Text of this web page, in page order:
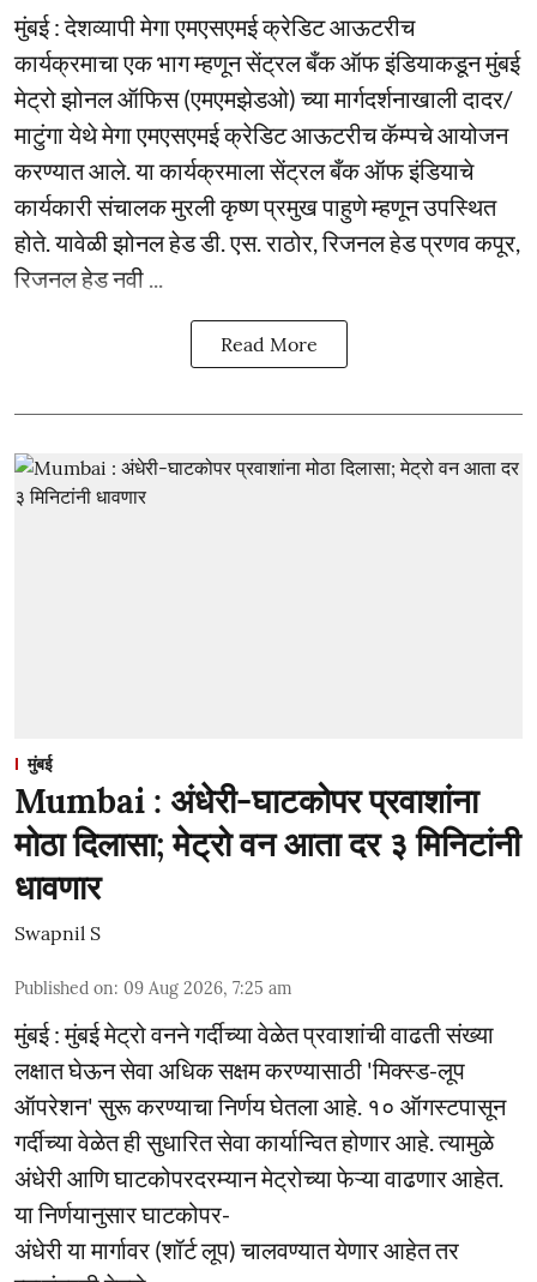
मुंबई : देशव्यापी मेगा एमएसएमई क्रेडिट आऊटरीच
कार्यक्रमाचा एक भाग म्हणून सेंट्रल बँक ऑफ इंडियाकडून मुंबई
मेट्रो झोनल ऑफिस (एमएमझेडओ) च्या मार्गदर्शनाखाली दादर/
माटुंगा येथे मेगा एमएसएमई क्रेडिट आऊटरीच कॅम्पचे आयोजन
करण्यात आले. या कार्यक्रमाला सेंट्रल बँक ऑफ इंडियाचे
कार्यकारी संचालक मुरली कृष्ण प्रमुख पाहुणे म्हणून उपस्थित
होते. यावेळी झोनल हेड डी. एस. राठोर, रिजनल हेड प्रणव कपूर,
रिजनल हेड नवी ...
Read More
मुंबई
Mumbai : अंधेरी-घाटकोपर प्रवाशांना
मोठा दिलासा; मेट्रो वन आता दर ३ मिनिटांनी
धावणार
Swapnil S
Published on: 09 Aug 2026, 7:25 am
मुंबई : मुंबई मेट्रो वनने गर्दीच्या वेळेत प्रवाशांची वाढती संख्या
लक्षात घेऊन सेवा अधिक सक्षम करण्यासाठी 'मिक्स्ड-लूप
ऑपरेशन' सुरू करण्याचा निर्णय घेतला आहे. १० ऑगस्टपासून
गर्दीच्या वेळेत ही सुधारित सेवा कार्यान्वित होणार आहे. त्यामुळे
अंधेरी आणि घाटकोपरदरम्यान मेट्रोच्या फेऱ्या वाढणार आहेत.
या निर्णयानुसार घाटकोपर-
अंधेरी या मार्गावर (शॉर्ट लूप) चालवण्यात येणार आहेत तर